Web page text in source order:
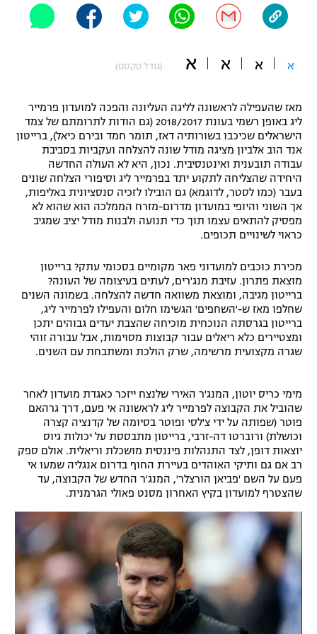
"מחצית בשכונה" – פודקאסט
משתתפים וזוכים בפרסים
תקנון משתתפים וזוכים בפרסים
תקנון עבור פעילות אלקטרה
תקנון עבור פעילות ספורט 1 – "מרלן"
טניס
גיימינג E-Sports
תנאי שימוש
מדיניות פרטיות
תקנון פעילות ספורט 1
רשיון להקרנה פומבית לבית עסק
לוח דרושים – ג'ובנט
תגיות
המגזין
אופניים
ספורט מוטורי
פוטבול אמריקאי NFL
בייסבול MLB
ספורט אתגרי ואקסטרים
אומנויות לחימה
גיימינג E-Sports
א א א א (גודל טקסט)
מאז שהעפילה לראשונה לליגה העליונה והפכה למועדון פרמייר
ליג באופן רשמי בעונת 2018/2017 (גם הודות לתרומתם של צמד
הישראלים שכיכבו בשורותיה דאז, תומר חמד ובירם כיאל), ברייטון
אנד הוב אלביון מציגה מודל שונה להצלחה ועקביות בסביבת
עבודה תובענית ואינטנסיבית. נכון, היא לא העולה החדשה
היחידה שהצליחה לתקוע יתד בפרמייר ליג וסיפורי הצלחה שונים
בעבר (כמו לסטר, לדוגמא) גם הובילו לזכיה סנסציונית באליפות,
אך השוני והיופי במועדון מדרום-מזרח הממלכה הוא שהוא לא
מפסיק להתאים עצמו תוך כדי תנועה ולבנות מודל יציב שמגיב
כראוי לשינויים תכופים.
מכירת כוכבים למועדוני פאר מקומיים בסכומי עתק? ברייטון
מוצאת פתרון. עזיבת מנג'רים, לעתים בעיצומה של העונה?
ברייטון מגיבה, ומוצאת משוואה חדשה להצלחה. בשמונה השנים
שחלפו מאז ש-'השחפים' הגשימו חלום והעפילו לפרמייר ליג,
ברייטון בגרסתה הנוכחית מוכיחה שהצבת יעדים גבוהים יתכן
ומצטיירים כלא ריאלים עבור קבוצות מסוימות, אבל עבורה זוהי
שגרה מקצועית מרשימה, שרק הולכת ומשתבחת עם השנים.
מימי כריס יוטון, המנג'ר האירי שלנצח ייזכר כאגדת מועדון לאחר
שהוביל את הקבוצה לפרמייר ליג לראשונה אי פעם, דרך גרהאם
פוטר (שפותה על ידי צ'לסי ופוטר בסיומה של קדנציה קצרה
וכושלת) ורוברטו דה-זרבי, ברייטון מתבססת על יכולות גיוס
יוצאות דופן, לצד התנהלות פיננסית מושכלת וריאלית. אולם ספק
רב אם גם ותיקי האוהדים בעיירת החוף בדרום אנגליה שמעו אי
פעם על השם 'פביאן הורצלר', המנג'ר החדש של הקבוצה, עד
שהצטרף למועדון בקיץ האחרון מסנט פאולי הגרמנית.